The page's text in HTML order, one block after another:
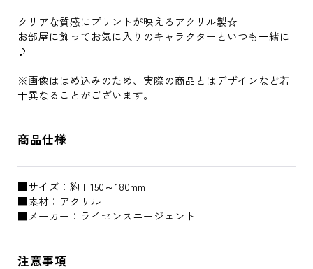
クリアな質感にプリントが映えるアクリル製☆
お部屋に飾ってお気に入りのキャラクターといつも一緒に
♪
※画像ははめ込みのため、実際の商品とはデザインなど若
干異なることがございます。
商品仕様
■サイズ：約 H150～180mm
■素材：アクリル
■メーカー：ライセンスエージェント
注意事項